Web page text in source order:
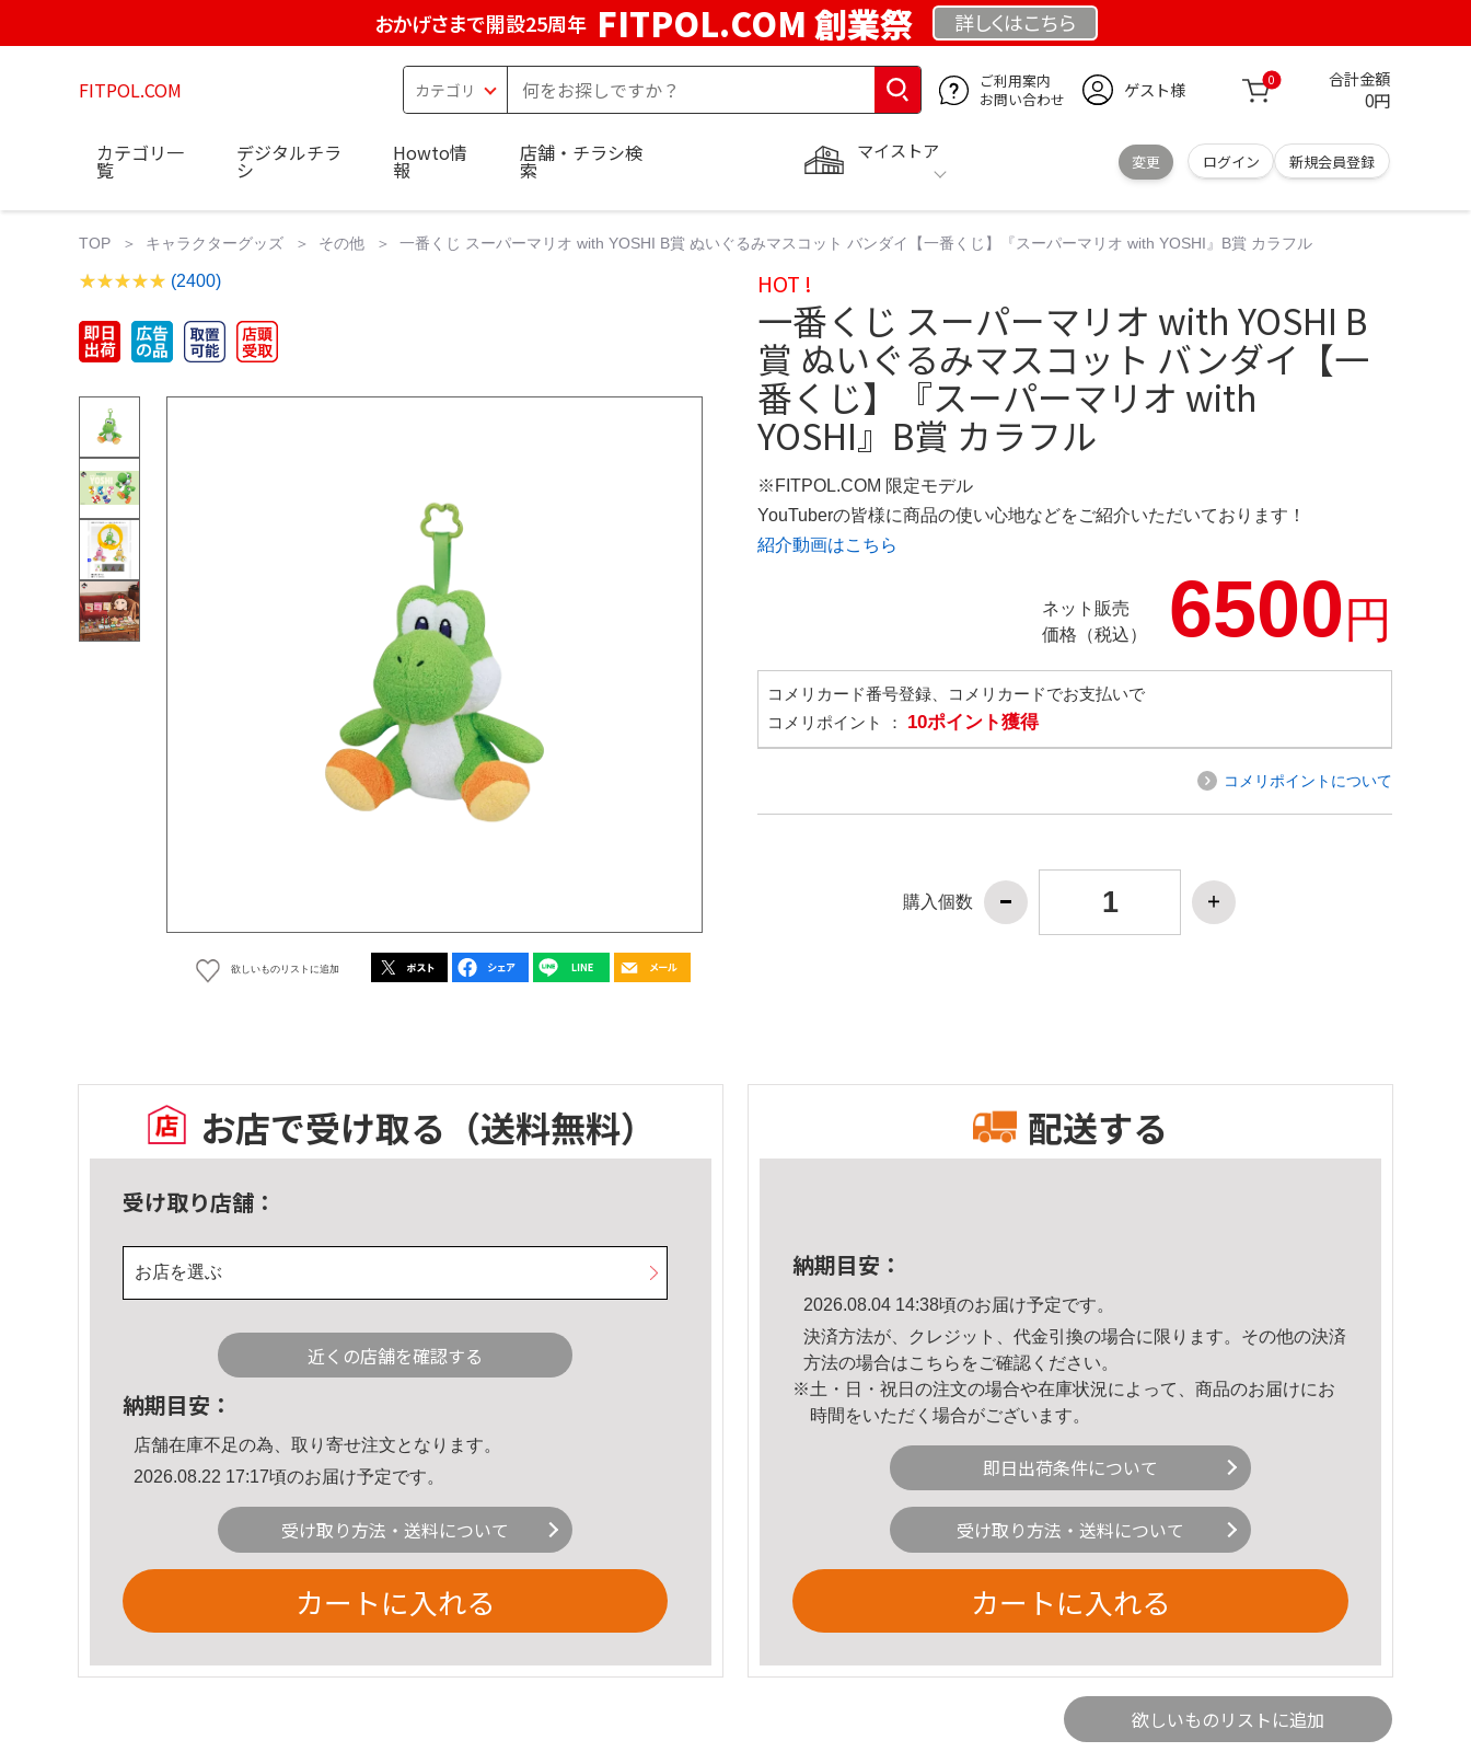
おかげさまで開設25周年 FITPOL.COM 創業祭 詳しくはこちら
FITPOL.COM
ご利用案内
お問い合わせ
ゲスト様 0 合計金額
0円
マイストア
変更 ログイン 新規会員登録
カテゴリ一
覧
デジタルチラ
シ
Howto情
報
店舗・チラシ検
索
TOP キャラクターグッズ その他 一番くじ スーパーマリオ with YOSHI B賞 ぬいぐるみマスコット バンダイ【一番くじ】『スーパーマリオ with YOSHI』B賞 カラフル
(2400)
欲しいものリストに追加
HOT !
一番くじ スーパーマリオ with YOSHI B
賞 ぬいぐるみマスコット バンダイ【一
番くじ】『スーパーマリオ with
YOSHI』B賞 カラフル
※FITPOL.COM 限定モデル
YouTuberの皆様に商品の使い心地などをご紹介いただいております！
紹介動画はこちら
ネット販売
価格（税込）
6500円
コメリカード番号登録、コメリカードでお支払いで
コメリポイント ： 10ポイント獲得
コメリポイントについて
購入個数
お店で受け取る （送料無料）
受け取り店舗：
お店を選ぶ
近くの店舗を確認する
納期目安：
店舗在庫不足の為、取り寄せ注文となります。
2026.08.22 17:17頃のお届け予定です。
受け取り方法・送料について
カートに入れる
配送する
納期目安：
2026.08.04 14:38頃のお届け予定です。
決済方法が、クレジット、代金引換の場合に限ります。その他の決済
方法の場合はこちら をご確認ください。
※土・日・祝日の注文の場合や在庫状況によって、商品のお届けにお
時間をいただく場合がございます。
即日出荷条件について
受け取り方法・送料について
カートに入れる
欲しいものリストに追加